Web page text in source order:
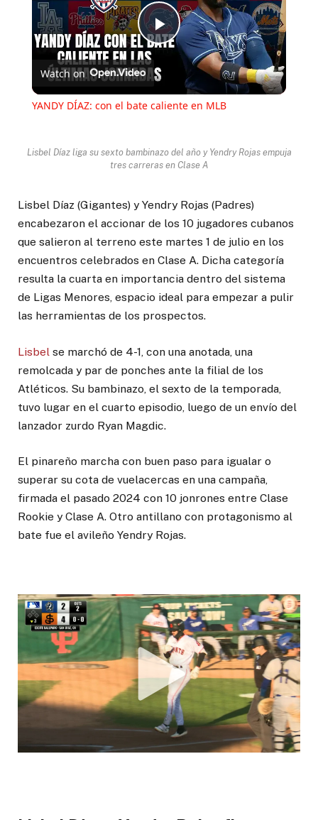
Play
Video
Watch on
YANDY DÍAZ: con el bate caliente en MLB
Lisbel Díaz liga su sexto bambinazo del año y Yendry Rojas empuja
tres carreras en Clase A
Lisbel Díaz (Gigantes) y Yendry Rojas (Padres)
encabezaron el accionar de los 10 jugadores cubanos
que salieron al terreno este martes 1 de julio en los
encuentros celebrados en Clase A. Dicha categoría
resulta la cuarta en importancia dentro del sistema
de Ligas Menores, espacio ideal para empezar a pulir
las herramientas de los prospectos.
Lisbel se marchó de 4-1, con una anotada, una
remolcada y par de ponches ante la filial de los
Atléticos. Su bambinazo, el sexto de la temporada,
tuvo lugar en el cuarto episodio, luego de un envío del
lanzador zurdo Ryan Magdic.
El pinareño marcha con buen paso para igualar o
superar su cota de vuelacercas en una campaña,
firmada el pasado 2024 con 10 jonrones entre Clase
Rookie y Clase A. Otro antillano con protagonismo al
bate fue el avileño Yendry Rojas.